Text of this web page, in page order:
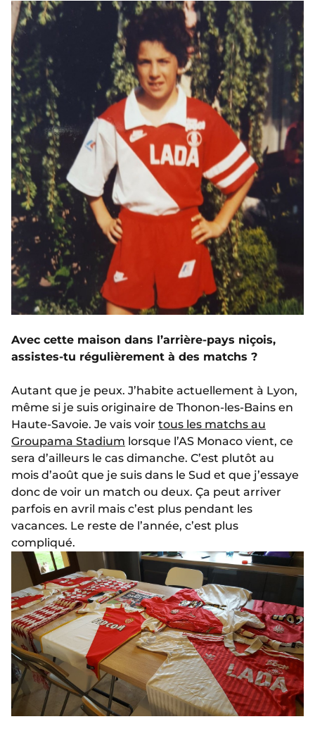
Avec cette maison dans l’arrière-pays niçois,
assistes-tu régulièrement à des matchs ?
Autant que je peux. J’habite actuellement à Lyon,
même si je suis originaire de Thonon-les-Bains en
Haute-Savoie. Je vais voir tous les matchs au
Groupama Stadium lorsque l’AS Monaco vient, ce
sera d’ailleurs le cas dimanche. C’est plutôt au
mois d’août que je suis dans le Sud et que j’essaye
donc de voir un match ou deux. Ça peut arriver
parfois en avril mais c’est plus pendant les
vacances. Le reste de l’année, c’est plus
compliqué.